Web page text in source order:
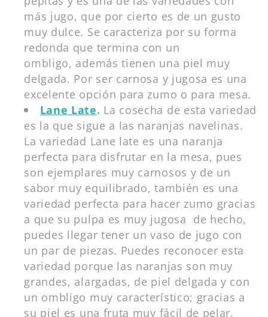
más jugo, que por cierto es de un gusto
muy dulce. Se caracteriza por su forma
redonda que termina con un
ombligo, además tienen una piel muy
delgada. Por ser carnosa y jugosa es una
excelente opción para zumo o para mesa.
Lane Late. La cosecha de esta variedad
es la que sigue a las naranjas navelinas.
La variedad Lane late es una naranja
perfecta para disfrutar en la mesa, pues
son ejemplares muy carnosos y de un
sabor muy equilibrado, también es una
variedad perfecta para hacer zumo gracias
a que su pulpa es muy jugosa de hecho,
puedes llegar tener un vaso de jugo con
un par de piezas. Puedes reconocer esta
variedad porque las naranjas son muy
grandes, alargadas, de piel delgada y con
un ombligo muy característico; gracias a
su piel es una fruta muy fácil de pelar.